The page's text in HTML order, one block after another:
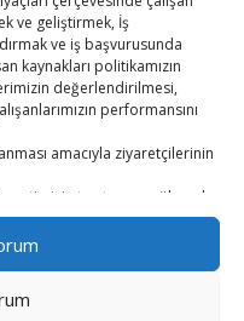
ve geliştirmek, İş
ve iş başvurusunda
kaynakları politikamızın
değerlendirilmesi,
performansını
amacıyla ziyaretçilerinin
tanıtımını sağlamak,
vb. yerlerde iş hacminin
cv gönderen çalışan
değerlendirilmek amacıyla
Meclis Üyeleri
ziyaret etti